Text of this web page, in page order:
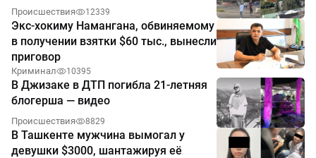
Происшествия 12339
Экс-хокиму Намангана, обвиняемому
в получении взятки $60 тыс., вынесли
приговор
Криминал 10395
В Джизаке в ДТП погибла 21-летняя
блогерша — видео
Происшествия 8829
В Ташкенте мужчина вымогал у
девушки $3000, шантажируя её